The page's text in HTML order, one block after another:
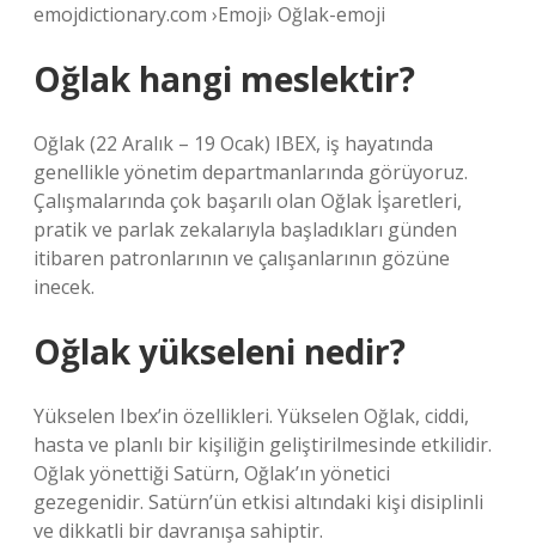
emojdictionary.com ›Emoji› Oğlak-emoji
Oğlak hangi meslektir?
Oğlak (22 Aralık – 19 Ocak) IBEX, iş hayatında
genellikle yönetim departmanlarında görüyoruz.
Çalışmalarında çok başarılı olan Oğlak İşaretleri,
pratik ve parlak zekalarıyla başladıkları günden
itibaren patronlarının ve çalışanlarının gözüne
inecek.
Oğlak yükseleni nedir?
Yükselen Ibex’in özellikleri. Yükselen Oğlak, ciddi,
hasta ve planlı bir kişiliğin geliştirilmesinde etkilidir.
Oğlak yönettiği Satürn, Oğlak’ın yönetici
gezegenidir. Satürn’ün etkisi altındaki kişi disiplinli
ve dikkatli bir davranışa sahiptir.